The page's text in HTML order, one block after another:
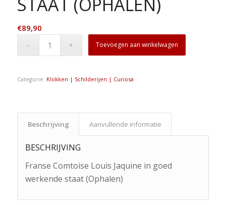
€89,90
Toevoegen aan winkelwagen
Categorie: Klokken | Schilderijen | Curiosa
Beschrijving Aanvullende informatie
BESCHRIJVING
Franse Comtoise Louis Jaquine in goed
werkende staat (Ophalen)